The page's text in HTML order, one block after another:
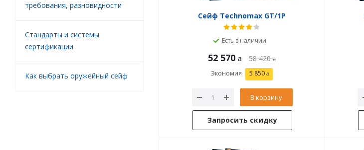
Сейф Technomax GT/1P
Есть в наличии
52 570 58 420
Экономия 5 850
В корзину
Запросить скидку
требования, разновидности
Стандарты и системы
сертификации
Как выбрать оружейный сейф